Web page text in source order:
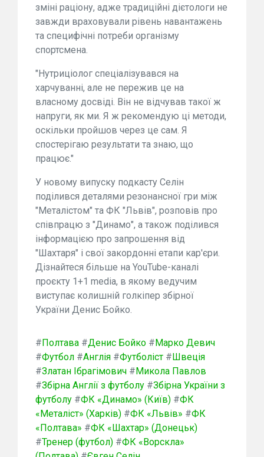
зміні раціону, адже традиційні дієтологи не
завжди враховували рівень навантажень
та специфічні потреби організму
спортсмена.
"Нутриціолог спеціалізувався на
харчуванні, але не пережив це на
власному досвіді. Він не відчував такої ж
напруги, як ми. Я ж рекомендую ці методи,
оскільки пройшов через це сам. Я
спостерігаю результати та знаю, що
працює."
У новому випуску подкасту Селін
поділився деталями резонансної гри між
"Металістом" та ФК "Львів", розповів про
співпрацю з "Динамо", а також поділився
інформацією про запрошення від
"Шахтаря" і свої закордонні етапи кар'єри.
Дізнайтеся більше на YouTube-каналі
проєкту 1+1 media, в якому ведучим
виступає колишній голкіпер збірної
України Денис Бойко.
# Полтава #Денис Бойко # Марко Девич
#Футбол #Англія #Футболіст # Швеція
#Златан Ібрагімович # Микола Павлов
#Збірна Англії з футболу #Збірна України з
футболу #ФК «Динамо» (Київ) #ФК
«Металіст» (Харків) #ФК «Львів» #ФК
«Полтава» #ФК «Шахтар» (Донецьк)
#Тренер (футбол) #ФК «Ворскла»